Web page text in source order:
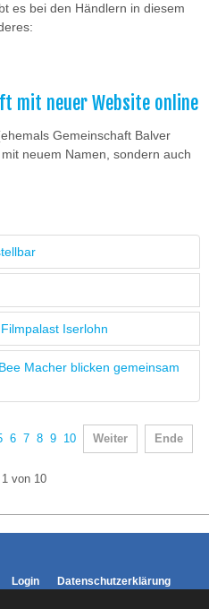
es bei den Händlern in diesem
mit neuer Website online
Gemeinschaft Balver
neuem Namen, sondern auch
Iserlohn
Macher blicken gemeinsam
6 7 8 9 10 Weiter Ende
von 10
Login Datenschutzerklärung